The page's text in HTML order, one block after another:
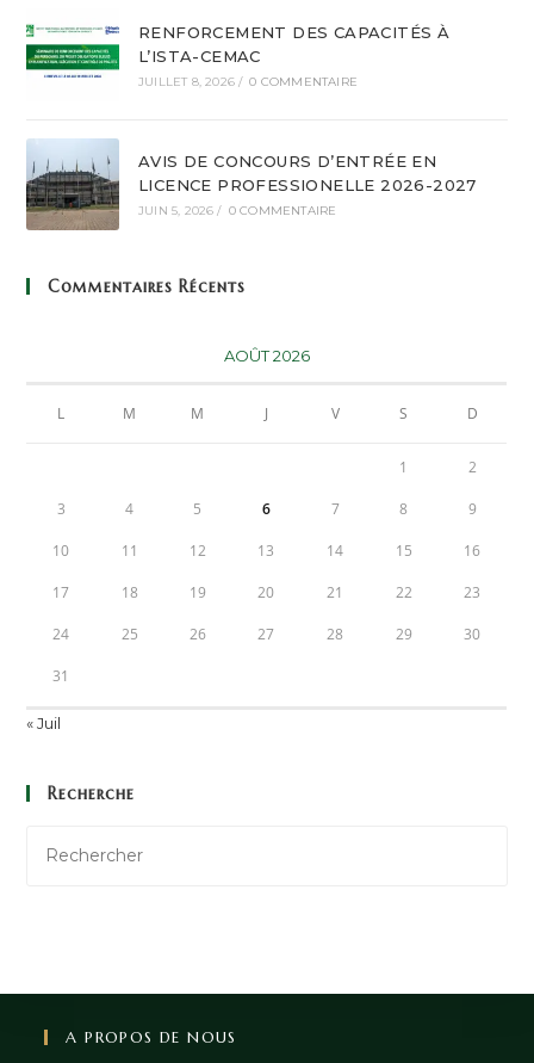
RENFORCEMENT DES CAPACITÉS À
L’ISTA-CEMAC
JUILLET 8, 2026 / 0 COMMENTAIRE
AVIS DE CONCOURS D’ENTRÉE EN
LICENCE PROFESSIONELLE 2026-2027
JUIN 5, 2026 / 0 COMMENTAIRE
Commentaires Récents
AOÛT 2026
L M M J V S D
1 2
3 4 5 6 7 8 9
10 11 12 13 14 15 16
17 18 19 20 21 22 23
24 25 26 27 28 29 30
31
« Juil
Recherche
A PROPOS DE NOUS